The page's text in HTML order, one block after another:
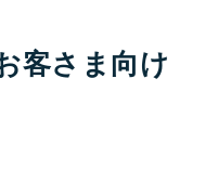
客さま向け